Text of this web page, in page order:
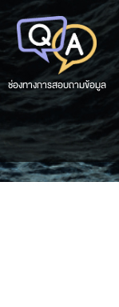
ช่องทางการสอบถามข้อมูล